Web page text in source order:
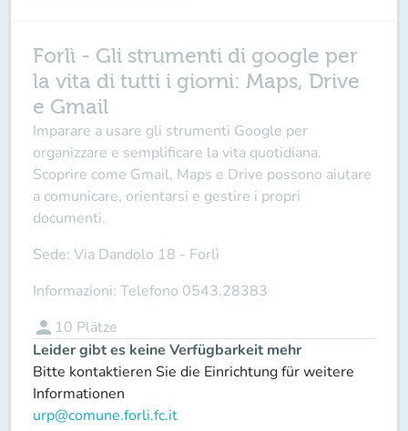
Forlì - Gli strumenti di google per
la vita di tutti i giorni: Maps, Drive
e Gmail
Imparare a usare gli strumenti Google per
organizzare e semplificare la vita quotidiana.
Scoprire come Gmail, Maps e Drive possono aiutare
a comunicare, orientarsi e gestire i propri
documenti.
Sede: Via Dandolo 18 - Forlì
Informazioni: Telefono 0543.28383
person 10 Plätze
Leider gibt es keine Verfügbarkeit mehr
Bitte kontaktieren Sie die Einrichtung für weitere
Informationen
urp@comune.forli.fc.it